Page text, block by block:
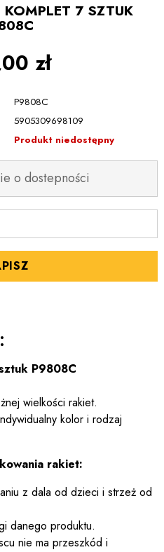
7 SZTUK
zł
P9808C
5905309698109
Produkt niedostępny
o dostepności
P9808C
wielkości rakiet.
kolor i rodzaj
rakiet:
z dala od dzieci i strzeż od
danego produktu.
nie ma przeszkód i